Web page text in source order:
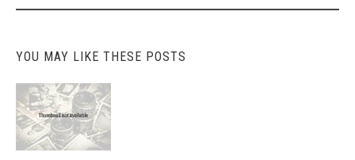
navigation
YOU MAY LIKE THESE POSTS